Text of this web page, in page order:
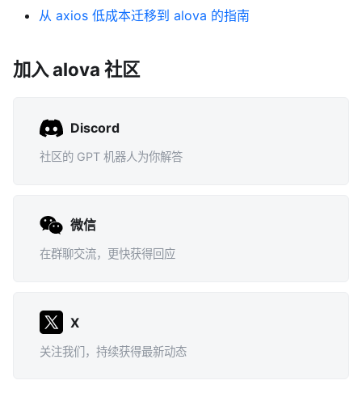
从 axios 低成本迁移到 alova 的指南
加入 alova 社区
Discord
社区的 GPT 机器人为你解答
微信
在群聊交流，更快获得回应
X
关注我们，持续获得最新动态